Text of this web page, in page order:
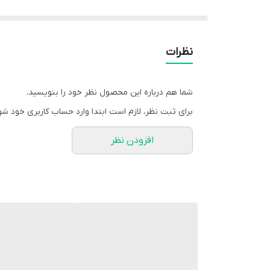
• ابتلا به آرتروز خفیف مهره ها و روماتیسم گردنی
• اسپوندیلوز (لغزش مهره های گردنی)
نکات پیشنهادی:
شست‌وشوی محصول با آب سرد انجام شود و از چنگ
نظرات
شما هم درباره این محصول نظر خود را بنویسید.
برای ثبت نظر، لازم است ابتدا وارد حساب کاربری خود
افزودن نظر